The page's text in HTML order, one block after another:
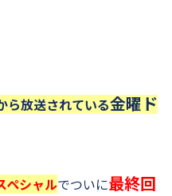
ら放送されている金曜ド
ペシャルでついに最終回